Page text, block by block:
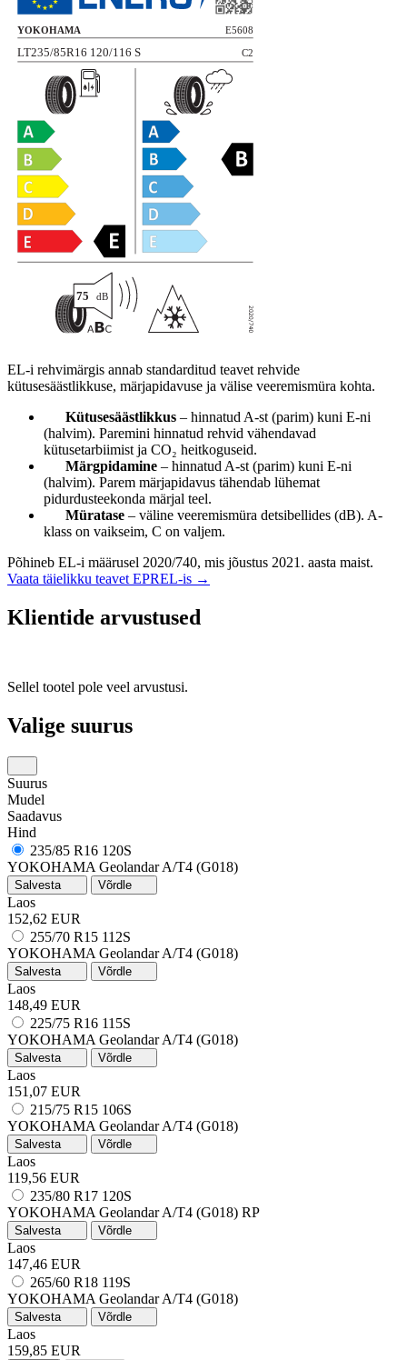
EL-i rehvimärgis annab standarditud teavet rehvide
kütusesäästlikkuse, märjapidavuse ja välise veeremismüra kohta.
Kütusesäästlikkus – hinnatud A-st (parim) kuni E-ni
(halvim). Paremini hinnatud rehvid vähendavad
kütusetarbiimist ja CO₂ heitkoguseid.
Märgpidamine – hinnatud A-st (parim) kuni E-ni
(halvim). Parem märjapidavus tähendab lühemat
pidurdusteekonda märjal teel.
Müratase – väline veeremismüra detsibellides (dB). A-
klass on vaikseim, C on valjem.
Põhineb EL-i määrusel 2020/740, mis jõustus 2021. aasta maist.
Vaata täielikku teavet EPREL-is →
Klientide arvustused
Sellel tootel pole veel arvustusi.
Valige suurus
Suurus
Mudel
Saadavus
Hind
235/85 R16 120S
YOKOHAMA Geolandar A/T4 (G018)
Salvesta Võrdle
Laos
152,62 EUR
255/70 R15 112S
YOKOHAMA Geolandar A/T4 (G018)
Salvesta Võrdle
Laos
148,49 EUR
225/75 R16 115S
YOKOHAMA Geolandar A/T4 (G018)
Salvesta Võrdle
Laos
151,07 EUR
215/75 R15 106S
YOKOHAMA Geolandar A/T4 (G018)
Salvesta Võrdle
Laos
119,56 EUR
235/80 R17 120S
YOKOHAMA Geolandar A/T4 (G018) RP
Salvesta Võrdle
Laos
147,46 EUR
265/60 R18 119S
YOKOHAMA Geolandar A/T4 (G018)
Salvesta Võrdle
Laos
159,85 EUR